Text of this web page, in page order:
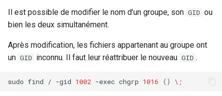
Il est possible de modifier le nom d’un groupe, son GID ou
bien les deux simultanément.
Après modification, les fichiers appartenant au groupe ont
un GID inconnu. Il faut leur réattribuer le nouveau GID .
sudo find / -gid 1002 -exec chgrp 1016 {} \;